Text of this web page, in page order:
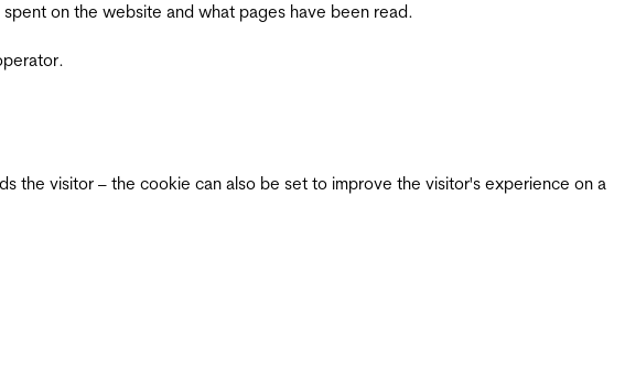
on the website and what pages have been read.
the visitor – the cookie can also be set to improve the visitor's experience on a